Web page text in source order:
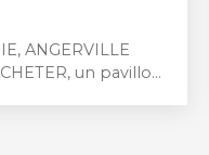
ANGERVILLE
un pavillon